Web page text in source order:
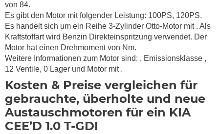
von 84.
Es gibt den Motor mit folgender Leistung: 100PS, 120PS.
Es handelt sich um ein Reihe 3-Zylinder Otto-Motor mit . Als
Kraftstoffart wird Benzin Direkteinspritzung verwendet. Der
Motor hat einen Drehmoment von Nm.
Weitere Informationen zum Motor sind: , Emissionsklasse ,
12 Ventile, 0 Lager und Motor mit .
Kosten & Preise vergleichen für
gebrauchte, überholte und neue
Austauschmotoren für ein KIA
CEE’D 1.0 T-GDI